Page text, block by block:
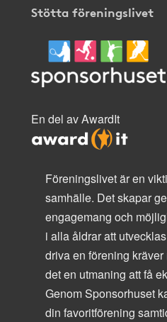
Stötta föreningslivet
En del av AwardIt
Föreningslivet är en
samhälle. Det skapar
engagemang och
i alla åldrar att
driva en förening
det en utmaning att få
Genom Sponsorhuset
din favoritförening